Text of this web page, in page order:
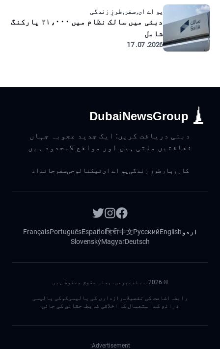
یو اے ای, سفر, طرزِ زندگی
دبئی میں سالک نظام میں ۲۱،۰۰۰ پارکنگ
شامل
2026. 07. 17
DubaiNewsGroup
دبئی دریافت کریں: ایک جدید عجوبہ جہاں
ثقافتیں ملتی ہیں اور مواقع لامحدود ہیں
کاروبار طرزِ زندگی یو اے ایٹیکنالوجیسفر جائداد
اردو English
Русский
中文
हिंदी
Español
Português
Français
Deutsch
Magyar
Slovenský
©
2026 .دبئیخبریں. جملہ حقوق محفوظ ہیں
رابطہ اشاعت کی تفصیلاترازداری کی پالیسیکوکی پالیسی
ذرائع کے استعمال کا اخلاقی ضابطہ حقائق کی جانچ
Advertisement: